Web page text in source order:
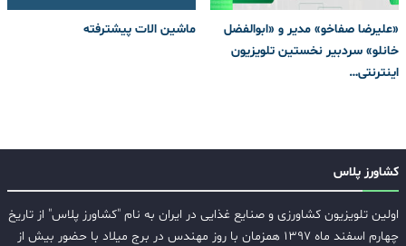
«علیرضا صفاخو» مدیر و «ابوالفضل
خانلو» سردبیر نخستین تلویزیون
اینترنتی…
ماشین الات پیشترفته
کشاورز پلاس
اولین تلویزیون کشاورزی و صنایع غذایی در ایران به نام "کشاورز پلاس" از تاریخ
چهارم اسفند ماه ۱۳۹۷ همزمان با روز مهندس در برج میلاد با حضور بیش از